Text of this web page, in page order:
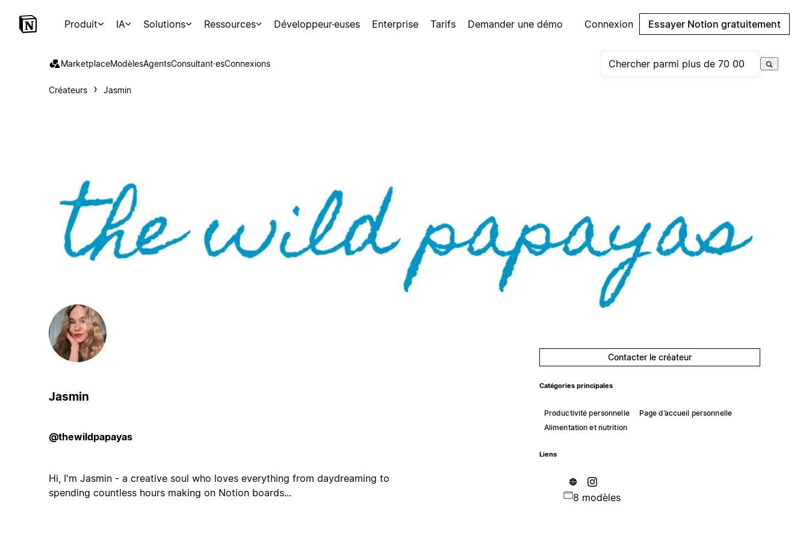
Produit IA Solutions Ressources Développeur·euses Enterprise Tarifs Demander une démo Connexion Essayer Notion gratuitement
MarketplaceModèlesAgentsConsultant·esConnexions
Créateurs Jasmin
Jasmin
@thewildpapayas
Hi, I'm Jasmin - a creative soul who loves everything from daydreaming to
spending countless hours making on Notion boards...
Contacter le créateur
Catégories principales
Productivité personnelle
Page d’accueil personnelle
Alimentation et nutrition
Liens
8 modèles